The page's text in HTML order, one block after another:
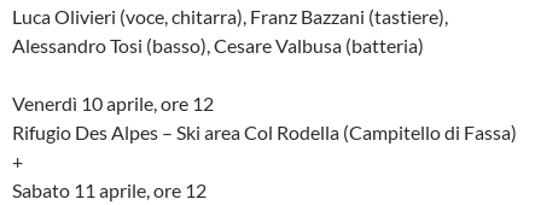
Luca Olivieri (voce, chitarra), Franz Bazzani (tastiere),
Alessandro Tosi (basso), Cesare Valbusa (batteria)
Venerdì 10 aprile, ore 12
Rifugio Des Alpes – Ski area Col Rodella (Campitello di Fassa)
+
Sabato 11 aprile, ore 12